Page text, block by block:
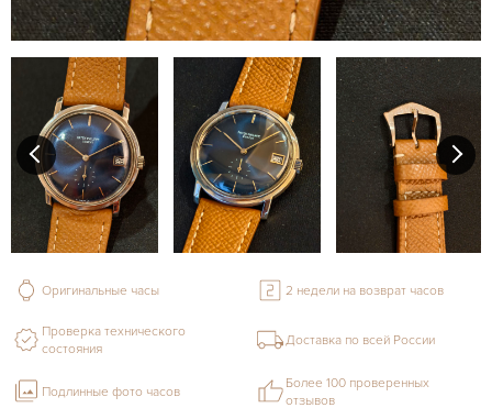
Оригинальные часы 2 недели на возврат часов
Проверка технического
состояния
Доставка по всей России
Подлинные фото часов
Более 100 проверенных
отзывов